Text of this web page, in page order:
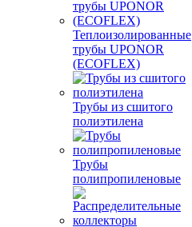
Теплоизолированные
трубы UPONOR
(ECOFLEX)
Трубы из сшитого
полиэтилена
Трубы
полипропиленовые